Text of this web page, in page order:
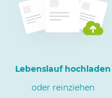
Lebenslauf hochladen
oder reinziehen